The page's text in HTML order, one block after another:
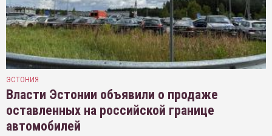
ЭСТОНИЯ
Власти Эстонии объявили о продаже
оставленных на российской границе
автомобилей